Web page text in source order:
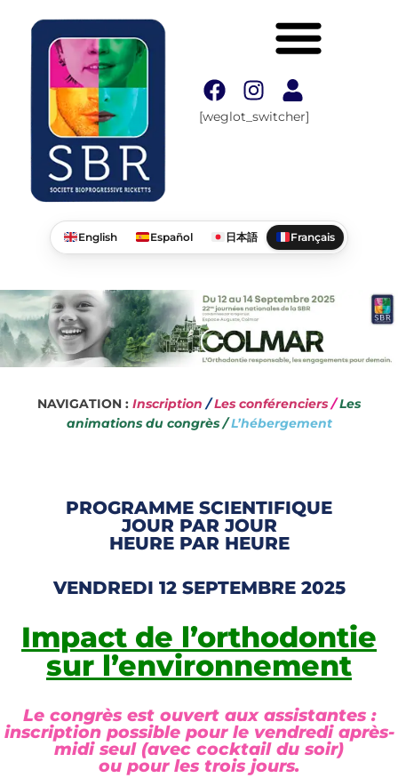
[weglot_switcher]
English Español 日本語 Français
NAVIGATION : Inscription /Les conférenciers/Les
animations du congrès/L’hébergement
PROGRAMME SCIENTIFIQUE
JOUR PAR JOUR
HEURE PAR HEURE
VENDREDI 12 SEPTEMBRE 2025
Impact de l’orthodontie
sur l’environnement
Le congrès est ouvert aux assistantes :
inscription possible pour le vendredi après-
midi seul (avec cocktail du soir)
ou pour les trois jours.